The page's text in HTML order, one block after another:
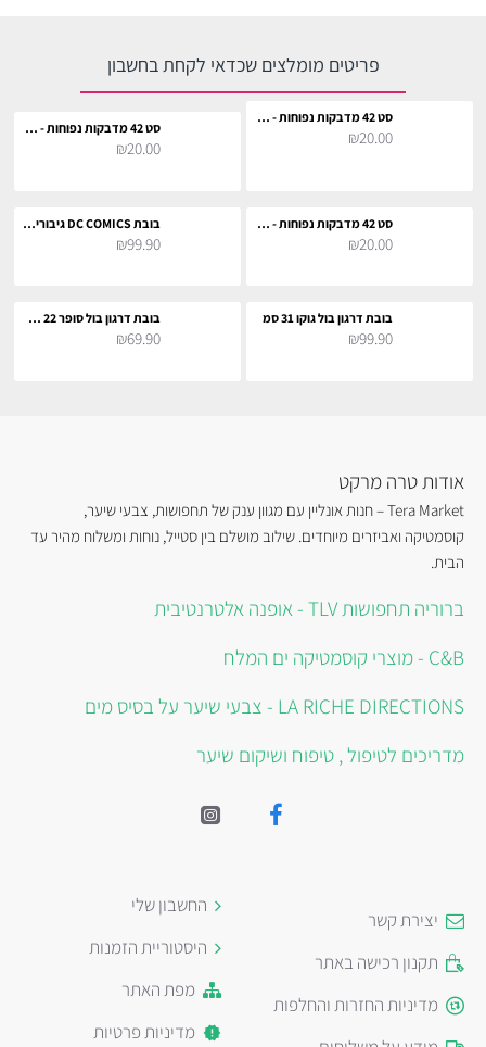
פריטים מומלצים שכדאי לקחת בחשבון
סט 42 מדבקות נפוחות - הוגוורטס
₪20.00 סט 42 מדבקות נפוחות - הוני דיוקס
₪20.00
סט 42 מדבקות נפוחות - מג׳יקל מוטורס
₪20.00
בובת DC COMICS גיבורי על 27 ס"מ
₪99.90
בובת דרגון בול גוקו 31 סמ
₪99.90
בובת דרגון בול סופר 22 סמ - בו
₪69.90
אודות טרה מרקט
Tera Market – חנות אונליין עם מגוון ענק של תחפושות, צבעי שיער,
קוסמטיקה ואביזרים מיוחדים. שילוב מושלם בין סטייל, נוחות ומשלוח מהיר עד
הבית.
ברוריה תחפושות TLV - אופנה אלטרנטיבית
C&B - מוצרי קוסמטיקה ים המלח
LA RICHE DIRECTIONS - צבעי שיער על בסיס מים
מדריכים לטיפול , טיפוח ושיקום שיער
יצירת קשר
תקנון רכישה באתר
מדיניות החזרות והחלפות
החשבון שלי
היסטוריית הזמנות
מפת האתר
מדיניות פרטיות